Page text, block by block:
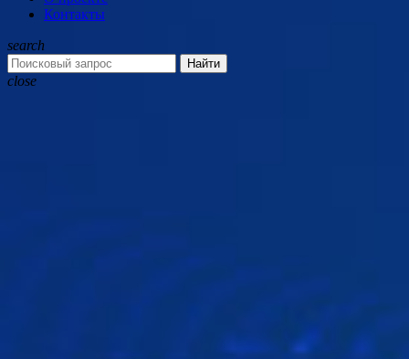
Контакты
search
Найти
close